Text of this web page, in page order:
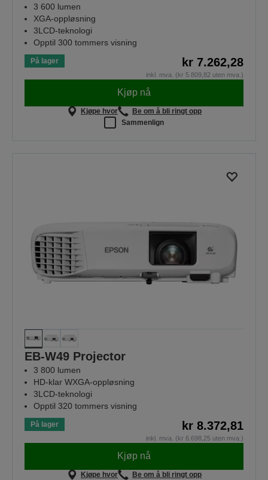
3 600 lumen
XGA-oppløsning
3LCD-teknologi
Opptil 300 tommers visning
På lager kr 7.262,28
inkl. mva. (kr 5.809,82 uten mva.)
Kjøp nå
Kjøpe hvor
Be om å bli ringt opp
Sammenlign
EB-W49 Projector
3 800 lumen
HD-klar WXGA-oppløsning
3LCD-teknologi
Opptil 320 tommers visning
På lager kr 8.372,81
inkl. mva. (kr 6.698,25 uten mva.)
Kjøp nå
Kjøpe hvor
Be om å bli ringt opp